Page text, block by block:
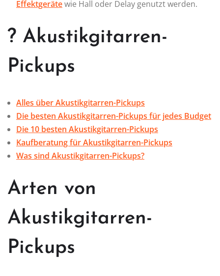
Effektgerätewie Hall oder Delay genutzt werden.
? Akustikgitarren-
Pickups
Alles über Akustikgitarren-Pickups
Die besten Akustikgitarren-Pickups für jedes Budget
Die 10 besten Akustikgitarren-Pickups
Kaufberatung für Akustikgitarren-Pickups
Was sind Akustikgitarren-Pickups?
Arten von
Akustikgitarren-
Pickups